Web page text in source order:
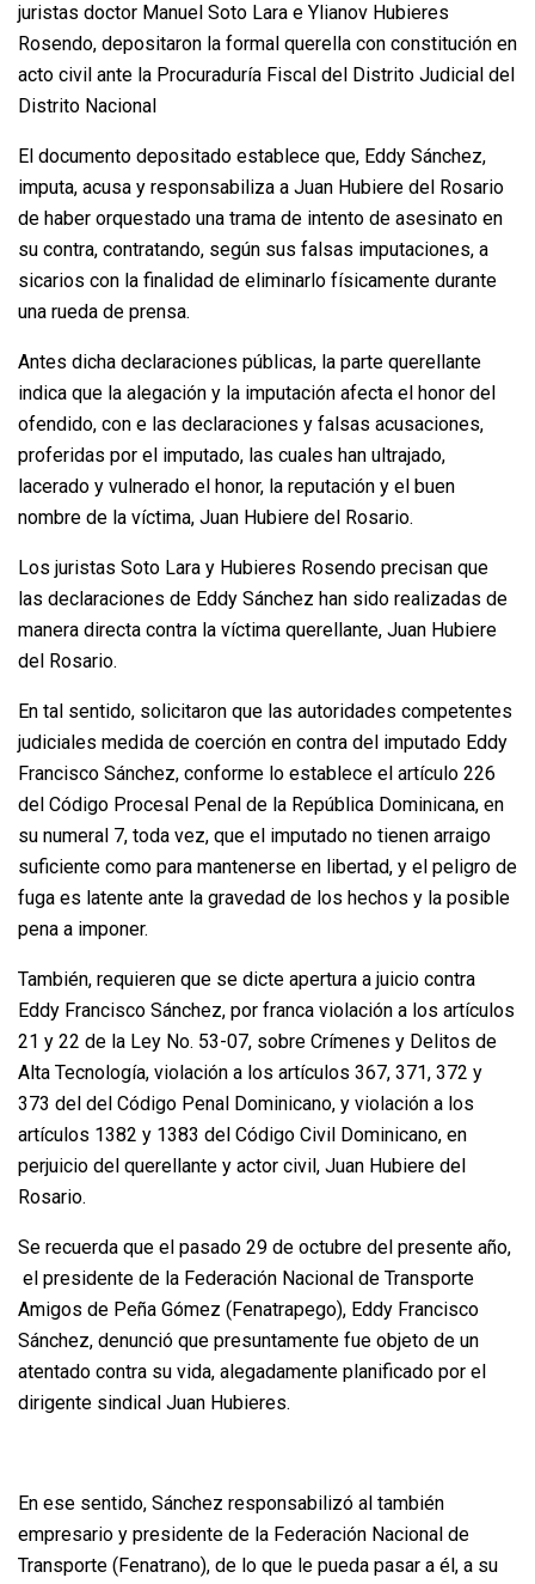
juristas doctor Manuel Soto Lara e Ylianov Hubieres
Rosendo, depositaron la formal querella con constitución en
acto civil ante la Procuraduría Fiscal del Distrito Judicial del
Distrito Nacional
El documento depositado establece que, Eddy Sánchez,
imputa, acusa y responsabiliza a Juan Hubiere del Rosario
de haber orquestado una trama de intento de asesinato en
su contra, contratando, según sus falsas imputaciones, a
sicarios con la finalidad de eliminarlo físicamente durante
una rueda de prensa.
Antes dicha declaraciones públicas, la parte querellante
indica que la alegación y la imputación afecta el honor del
ofendido, con e las declaraciones y falsas acusaciones,
proferidas por el imputado, las cuales han ultrajado,
lacerado y vulnerado el honor, la reputación y el buen
nombre de la víctima, Juan Hubiere del Rosario.
Los juristas Soto Lara y Hubieres Rosendo precisan que
las declaraciones de Eddy Sánchez han sido realizadas de
manera directa contra la víctima querellante, Juan Hubiere
del Rosario.
En tal sentido, solicitaron que las autoridades competentes
judiciales medida de coerción en contra del imputado Eddy
Francisco Sánchez, conforme lo establece el artículo 226
del Código Procesal Penal de la República Dominicana, en
su numeral 7, toda vez, que el imputado no tienen arraigo
suficiente como para mantenerse en libertad, y el peligro de
fuga es latente ante la gravedad de los hechos y la posible
pena a imponer.
También, requieren que se dicte apertura a juicio contra
Eddy Francisco Sánchez, por franca violación a los artículos
21 y 22 de la Ley No. 53-07, sobre Crímenes y Delitos de
Alta Tecnología, violación a los artículos 367, 371, 372 y
373 del del Código Penal Dominicano, y violación a los
artículos 1382 y 1383 del Código Civil Dominicano, en
perjuicio del querellante y actor civil, Juan Hubiere del
Rosario.
Se recuerda que el pasado 29 de octubre del presente año,
el presidente de la Federación Nacional de Transporte
Amigos de Peña Gómez (Fenatrapego), Eddy Francisco
Sánchez, denunció que presuntamente fue objeto de un
atentado contra su vida, alegadamente planificado por el
dirigente sindical Juan Hubieres.
En ese sentido, Sánchez responsabilizó al también
empresario y presidente de la Federación Nacional de
Transporte (Fenatrano), de lo que le pueda pasar a él, a su